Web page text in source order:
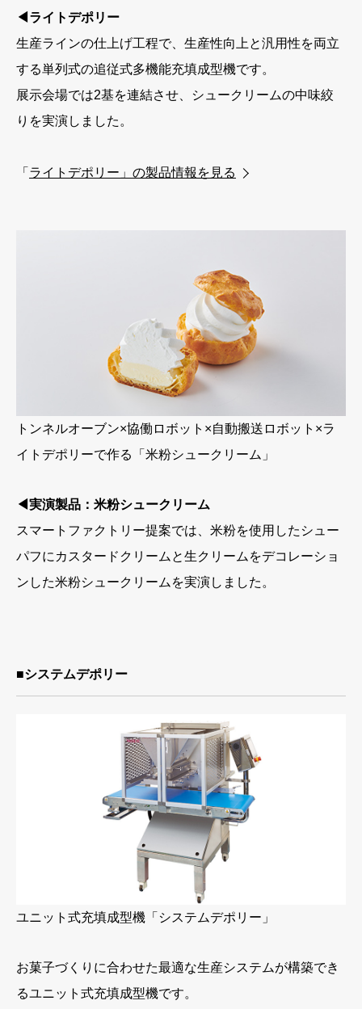
◀ライトデポリー
生産ラインの仕上げ工程で、生産性向上と汎用性を両立
する単列式の追従式多機能充填成型機です。
展示会場では2基を連結させ、シュークリームの中味絞
りを実演しました。
「 ライトデポリー」の製品情報を見る
トンネルオーブン×協働ロボット×自動搬送ロボット×ラ
イトデポリーで作る「米粉シュークリーム」
◀実演製品：米粉シュークリーム
スマートファクトリー提案では、米粉を使用したシュー
パフにカスタードクリームと生クリームをデコレーショ
ンした米粉シュークリームを実演しました。
■システムデポリー
ユニット式充填成型機「システムデポリー」
お菓子づくりに合わせた最適な生産システムが構築でき
るユニット式充填成型機です。